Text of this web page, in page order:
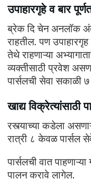
उपाहारगृहे व बार
ब्रेक दि चेन अनलॉक
राहतील. पण
तेथे राहणाऱ्या
व्यक्तीसाठी प्रवेश
पार्सलची सेवा सकाळी
खाद्य विक्रेत्यांसाठी
रस्त्याच्या कडेला
रात्री ८ केवळ पार्सल
पार्सलची वात
पालन करावे लागेल.